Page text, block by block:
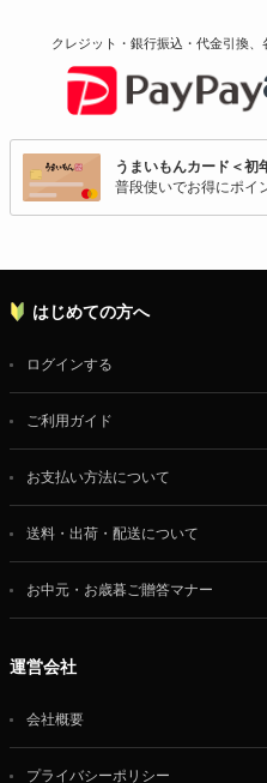
クレジット・銀行振込・代金引換、
うまいもんカード＜初
普段使いでお得にポイ
はじめての方へ
ログインする
ご利用ガイド
お支払い方法について
送料・出荷・配送について
お中元・お歳暮ご贈答マナー
運営会社
会社概要
プライバシーポリシー